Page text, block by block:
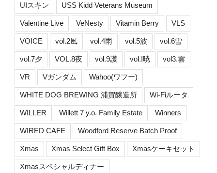
UIスキン USS Kidd Veterans Museum
Valentine Live VeNesty Vitamin Berry VLS
VOICE vol.2風 vol.4雨 vol.5波 vol.6雪
vol.7夕 VOL.8夜 vol.9護 vol.I暁 vol3.雲
VR Vガンダム Wahoo(ワフー)
WHITE DOG BREWING 浦賀醸造所 Wi-Fiルータ
WILLER Willett 7 y.o. Family Estate Winners
WIRED CAFE Woodford Reserve Batch Proof
Xmas Xmas Select Gift Box Xmasケーキセット
Xmasスペシャルディナー